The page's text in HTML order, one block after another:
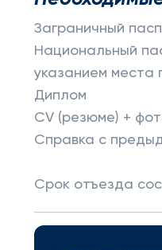
Заграничный
Национальный
указанием места
Диплом
CV (резюме) +
Справка с
Срок отъезда